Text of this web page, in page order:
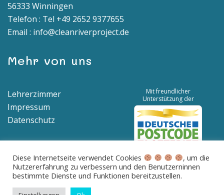
56333 Winningen
Telefon : Tel +49 2652 9377655
Email : info@cleanriverproject.de
Mehr von uns
Lehrerzimmer
Impressum
Datenschutz
Mit freundlicher
Unterstützung der
Spendenkonto | IBAN: DE04 5776 1591 8100 0538 00 | BIC:
Betreff: Spende für saubere Flüsse und Meere
Diese Internetseite verwendet Cookies
, um die
Nutzererfahrung zu verbessern und den Benutzerninnen
bestimmte Dienste und Funktionen bereitzustellen.